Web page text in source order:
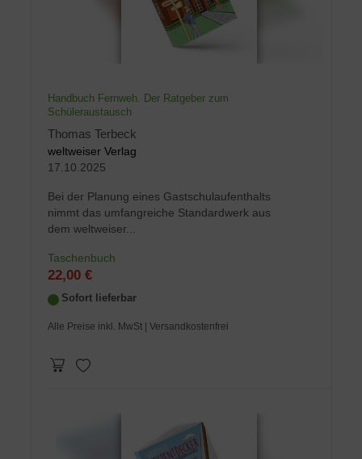
Handbuch Fernweh. Der Ratgeber zum
Schüleraustausch
Thomas Terbeck
weltweiser Verlag
17.10.2025
Bei der Planung eines Gastschulaufenthalts
nimmt das umfangreiche Standardwerk aus
dem weltweiser...
Taschenbuch
22,00 €
Sofort lieferbar
Alle Preise inkl. MwSt | Versandkostenfrei